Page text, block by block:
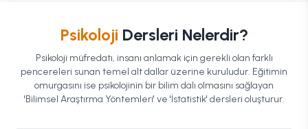
Psikoloji Dersleri Nelerdir?
Psikoloji müfredatı, insanı anlamak için gerekli olan farklı
pencereleri sunan temel alt dallar üzerine kuruludur. Eğitimin
omurgasını ise psikolojinin bir bilim dalı olmasını sağlayan
'Bilimsel Araştırma Yöntemleri' ve 'İstatistik' dersleri oluşturur.